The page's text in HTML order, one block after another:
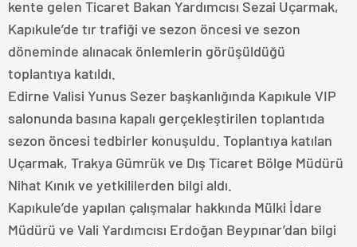
kente gelen Ticaret Bakan Yardımcısı Sezai Uçarmak,
Kapıkule’de tır trafiği ve sezon öncesi ve sezon
döneminde alınacak önlemlerin görüşüldüğü
toplantıya katıldı.
Edirne Valisi Yunus Sezer başkanlığında Kapıkule VIP
salonunda basına kapalı gerçekleştirilen toplantıda
sezon öncesi tedbirler konuşuldu. Toplantıya katılan
Uçarmak, Trakya Gümrük ve Dış Ticaret Bölge Müdürü
Nihat Kınık ve yetkililerden bilgi aldı.
Kapıkule’de yapılan çalışmalar hakkında Mülki İdare
Müdürü ve Vali Yardımcısı Erdoğan Beypınar’dan bilgi